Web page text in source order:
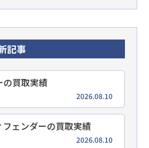
記事
の買取実績
2026.08.10
フェンダーの買取実績
2026.08.10